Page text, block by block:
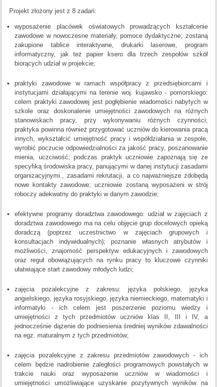
Projekt złożony jest z 8 zadań:
wyposażenie placówek oświatowych prowadzących kształcenie
zawodowe w nowoczesne materiały, pomoce dydaktyczne; zostaną
zakupione tablice interaktywne, drukarki laserowe, program
informatyczny, jak też papier ksero dla trzech zespołów szkół
biorących udział w projekcie;
praktyki zawodowe w ramach współpracy z przedsiębiorcami i
instytucjami działającymi na terenie woj. kujawsko - pomorskiego:
celem praktyki zawodowej jest pogłębienie wiadomości nabytych w
szkole oraz doskonalenie umiejętności zawodowych na różnych
stanowiskach pracy, przy wykonywaniu różnych czynności;
praktyka powinna również przygotować uczniów do kierowania pracą
innych, wykształcić umiejętność pracy i współdziałania w zespole,
wyrobić poczucie odpowiedzialności za jakość pracy, poszanowanie
mienia, uczciwość; podczas praktyk uczniowie zapoznają się ze
specyfiką środowiska pracy, panującymi w danej instytucji zasadami
organizacyjnymi., zasadami rekrutacji, a co najważniejsze zdobędą
nowe kontakty zawodowe; uczniowie zostaną wyposażeni w strój
roboczy adekwatny do praktyki w danym zawodzie;
efektywne programy doradztwa zawodowego: udział w zajęciach z
doradztwa zawodowego ma na celu objęcie grup docelowych opieką
doradczą (poprzez uczestnictwo w zajęciach grupowych i
konsultacjach indywidualnych); poznanie własnych atrybutów i
możliwości, znajomość perspektyw edukacyjnych i zawodowych
oraz reguł obowiązujących na rynku pracy to kluczowe czynniki
ułatwiające start zawodowy młodych ludzi;
zajęcia pozalekcyjne z zakresu: języka polskiego, języka
angielskiego, języka rosyjskiego, języka niemieckiego, matematyki i
informatyki - ich celem jest poszerzenie poziomu wiedzy i
umiejętności z tych przedmiotów uczniów klas II, III i IV, a
jednocześnie dążenie do podniesienia średniej wyników zdawalności
na egz. maturalnym z tych przedmiotów;
zajęcia pozalekcyjne z zakresu przedmiotów zawodowych - ich
celem będzie nadrobienie zaległości programowych powstałych w
trakcie nauki oraz wyposażenie uczniów w wiadomości i
umiejętności umożliwiające uzyskanie pozytywnych wyników na